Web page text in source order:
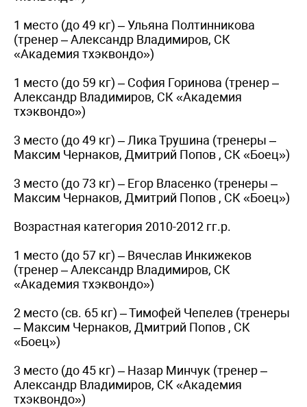
1 место (до 49 кг) – Ульяна Полтинникова
(тренер – Александр Владимиров, СК
«Академия тхэквондо»)
1 место (до 59 кг) – София Горинова (тренер –
Александр Владимиров, СК «Академия
тхэквондо»)
3 место (до 49 кг) – Лика Трушина (тренеры –
Максим Чернаков, Дмитрий Попов , СК «Боец»)
3 место (до 73 кг) – Егор Власенко (тренеры –
Максим Чернаков, Дмитрий Попов , СК «Боец»)
Возрастная категория 2010-2012 гг.р.
1 место (до 57 кг) – Вячеслав Инкижеков
(тренер – Александр Владимиров, СК
«Академия тхэквондо»)
2 место (св. 65 кг) – Тимофей Чепелев (тренеры
– Максим Чернаков, Дмитрий Попов , СК
«Боец»)
3 место (до 45 кг) – Назар Минчук (тренер –
Александр Владимиров, СК «Академия
тхэквондо»)